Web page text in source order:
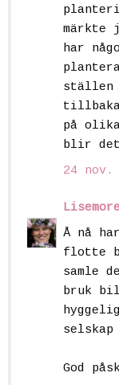
har
ställen
på
blir det
24 nov.
Å nå
flotte
samle
bruk
God